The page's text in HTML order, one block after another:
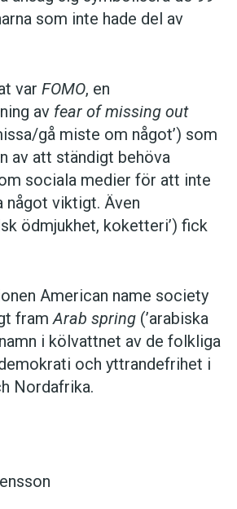
som inte hade del av
var FOMO, en
av fear of missing out
gå miste om något’) som
av att ständigt behöva
sociala medier för att inte
något viktigt. Även
ödmjukhet, koketteri’) fick
American name society
fram Arab spring (’arabiska
i kölvattnet av de folkliga
och yttrandefrihet i
Nordafrika.